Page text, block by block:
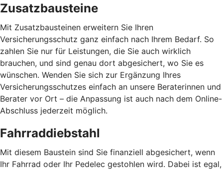
Zusatzbausteine
Mit Zusatzbausteinen erweitern Sie Ihren
Versicherungsschutz ganz einfach nach Ihrem Bedarf. So
zahlen Sie nur für Leistungen, die Sie auch wirklich
brauchen, und sind genau dort abgesichert, wo Sie es
wünschen. Wenden Sie sich zur Ergänzung Ihres
Versicherungsschutzes einfach an unsere Beraterinnen und
Berater vor Ort – die Anpassung ist auch nach dem Online-
Abschluss jederzeit möglich.
Fahrraddiebstahl
Mit diesem Baustein sind Sie finanziell abgesichert, wenn
Ihr Fahrrad oder Ihr Pedelec gestohlen wird. Dabei ist egal,